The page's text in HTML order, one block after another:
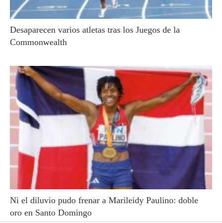
Desaparecen varios atletas tras los Juegos de la
Commonwealth
Ni el diluvio pudo frenar a Marileidy Paulino: doble
oro en Santo Domingo